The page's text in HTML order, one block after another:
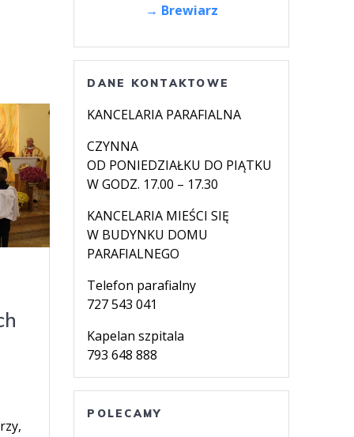
→ Brewiarz
DANE KONTAKTOWE
KANCELARIA PARAFIALNA
CZYNNA
OD PONIEDZIAŁKU DO PIĄTKU
W GODZ. 17.00 – 17.30
KANCELARIA MIEŚCI SIĘ
W BUDYNKU DOMU
PARAFIALNEGO
Telefon parafialny
727 543 041
Kapelan szpitala
793 648 888
POLECAMY